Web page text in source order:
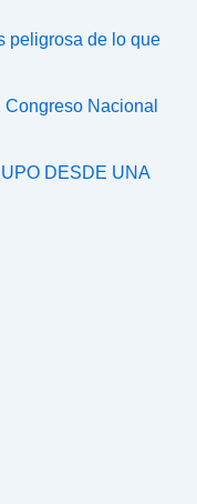
peligrosa de lo que
Nacional
DESDE UNA